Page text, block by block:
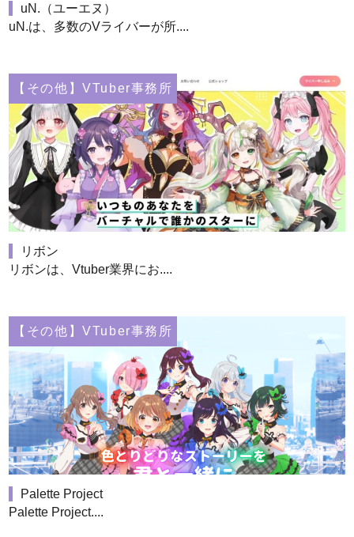
uN.（ユーエヌ）
uN.は、多数のVライバーが所....
【その他】VTuber事務所
リボン
リボンは、Vtuber業界にお....
【その他】VTuber事務所
Palette Project
Palette Project....